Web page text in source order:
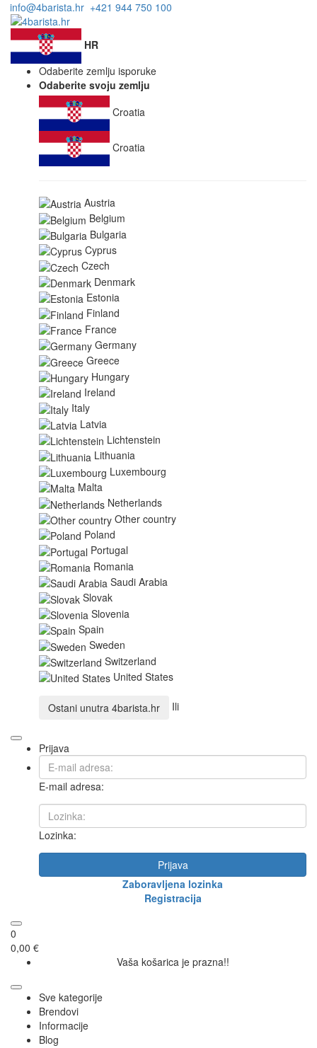
info@4barista.hr +421 944 750 100
HR
Odaberite zemlju isporuke
Odaberite svoju zemlju
Croatia
Croatia
Austria
Belgium
Bulgaria
Cyprus
Czech
Denmark
Estonia
Finland
France
Germany
Greece
Hungary
Ireland
Italy
Latvia
Lichtenstein
Lithuania
Luxembourg
Malta
Netherlands
Other country
Poland
Portugal
Romania
Saudi Arabia
Slovak
Slovenia
Spain
Sweden
Switzerland
United States
Ostani unutra 4barista.hr Ili
Prijava
E-mail adresa:
Lozinka:
Prijava
Zaboravljena lozinka
Registracija
0
0,00 €
Vaša košarica je prazna!!
Sve kategorije
Brendovi
Informacije
Blog